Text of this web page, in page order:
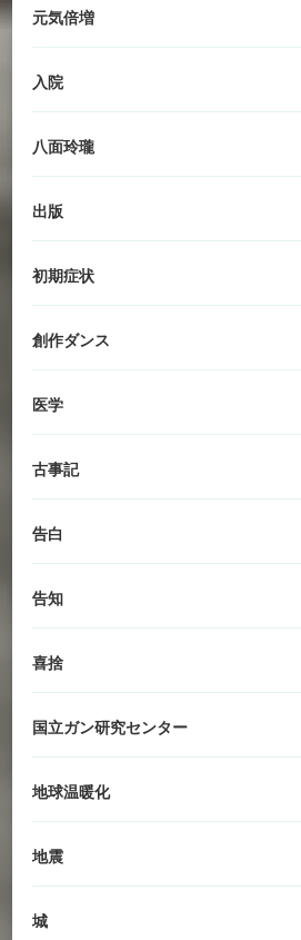
元気倍増
入院
八面玲瓏
出版
初期症状
創作ダンス
医学
古事記
告白
告知
喜捨
国立ガン研究センター
地球温暖化
地震
城